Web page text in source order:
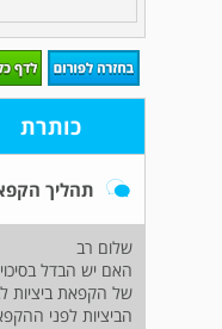
כותרת
שלום רב
האם יש הבדל
של הקפאת ביציות
הביציות לפני